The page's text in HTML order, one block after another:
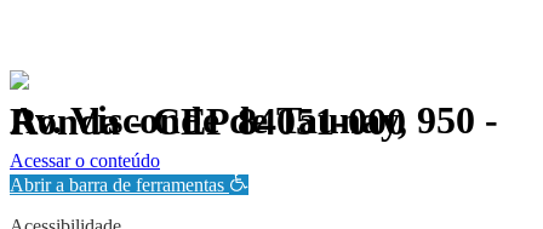
Av. Visconde de Taunay, 950 - Ronda - CEP 84051-000
Política de Privacidade.
Acessar o conteúdo
Abrir a barra de ferramentas